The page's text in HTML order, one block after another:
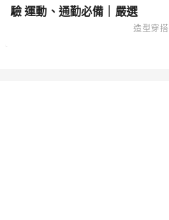
驗 運動、通勤必備｜嚴選
造型穿搭